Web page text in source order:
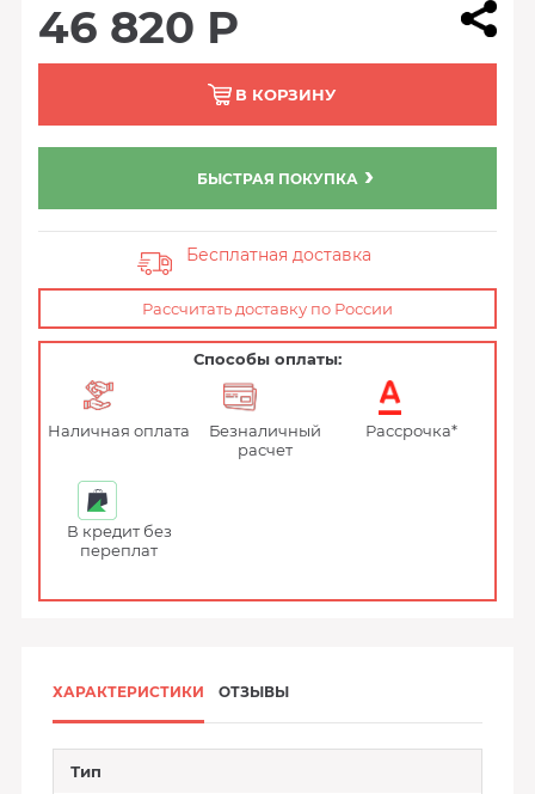
46 820 Р
В КОРЗИНУ
БЫСТРАЯ ПОКУПКА
Бесплатная доставка
Рассчитать доставку по России
Способы оплаты:
Наличная оплата
Безналичный
расчет
Рассрочка*
В кредит без
переплат
ХАРАКТЕРИСТИКИ ОТЗЫВЫ
Тип